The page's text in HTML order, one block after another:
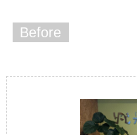
Before